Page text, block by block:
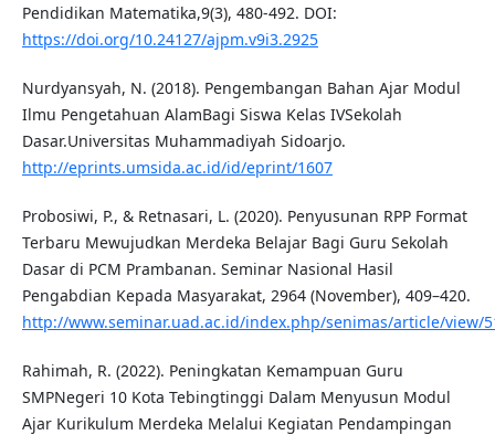
Pendidikan Matematika,9(3), 480-492. DOI:
https://doi.org/10.24127/ajpm.v9i3.2925
Nurdyansyah, N. (2018). Pengembangan Bahan Ajar Modul
Ilmu Pengetahuan AlamBagi Siswa Kelas IVSekolah
Dasar.Universitas Muhammadiyah Sidoarjo.
http://eprints.umsida.ac.id/id/eprint/1607
Probosiwi, P., & Retnasari, L. (2020). Penyusunan RPP Format
Terbaru Mewujudkan Merdeka Belajar Bagi Guru Sekolah
Dasar di PCM Prambanan. Seminar Nasional Hasil
Pengabdian Kepada Masyarakat, 2964 (November), 409–420.
http://www.seminar.uad.ac.id/index.php/senimas/article/view/
Rahimah, R. (2022). Peningkatan Kemampuan Guru
SMPNegeri 10 Kota Tebingtinggi Dalam Menyusun Modul
Ajar Kurikulum Merdeka Melalui Kegiatan Pendampingan